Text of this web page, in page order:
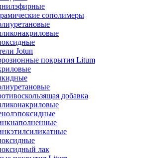
сополимеры
Jotun
покрытия Litum
добавка
лак